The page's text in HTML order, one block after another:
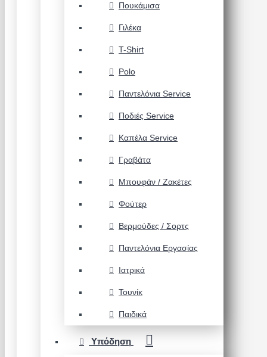
Πουκάμισα
Γιλέκα
T-Shirt
Polo
Παντελόνια Service
Ποδιές Service
Καπέλα Service
Γραβάτα
Μπουφάν / Ζακέτες
Φούτερ
Βερμούδες / Σορτς
Παντελόνια Εργασίας
Ιατρικά
Τουνίκ
Παιδικά
Υπόδηση